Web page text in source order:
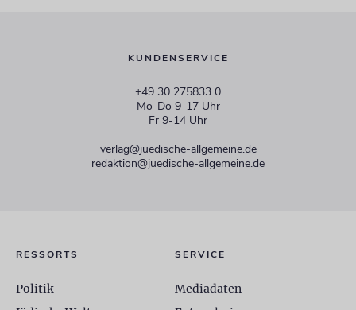
KUNDENSERVICE
+49 30 275833 0
Mo-Do 9-17 Uhr
Fr 9-14 Uhr
verlag@juedische-allgemeine.de
redaktion@juedische-allgemeine.de
RESSORTS
Politik
SERVICE
Mediadaten